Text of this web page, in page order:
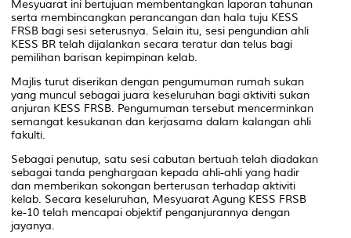
Mesyuarat ini bertujuan membentangkan laporan tahunan
serta membincangkan perancangan dan hala tuju KESS
FRSB bagi sesi seterusnya. Selain itu, sesi pengundian ahli
KESS BR telah dijalankan secara teratur dan telus bagi
pemilihan barisan kepimpinan kelab.
Majlis turut diserikan dengan pengumuman rumah sukan
yang muncul sebagai juara keseluruhan bagi aktiviti sukan
anjuran KESS FRSB. Pengumuman tersebut mencerminkan
semangat kesukanan dan kerjasama dalam kalangan ahli
fakulti.
Sebagai penutup, satu sesi cabutan bertuah telah diadakan
sebagai tanda penghargaan kepada ahli-ahli yang hadir
dan memberikan sokongan berterusan terhadap aktiviti
kelab. Secara keseluruhan, Mesyuarat Agung KESS FRSB
ke-10 telah mencapai objektif penganjurannya dengan
jayanya.